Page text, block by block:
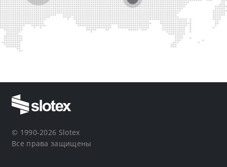
© 1990-2026 Slotex
Все права защищены